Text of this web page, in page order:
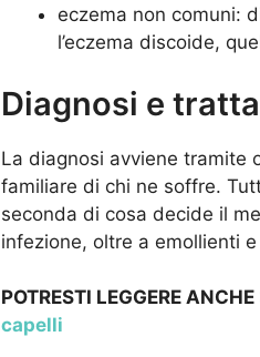
eczema non comuni:
l’eczema discoide,
Diagnosi e
La diagnosi avviene tramite
familiare di chi ne soffre.
seconda di cosa decide il
infezione, oltre a emollienti
POTRESTI LEGGERE
capelli